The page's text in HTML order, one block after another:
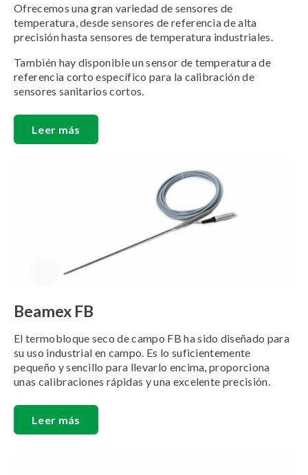
Ofrecemos una gran variedad de sensores de
temperatura, desde sensores de referencia de alta
precisión hasta sensores de temperatura industriales.
También hay disponible un sensor de temperatura de
referencia corto específico para la calibración de
sensores sanitarios cortos.
Leer más
Beamex FB
El termobloque seco de campo FB ha sido diseñado para
su uso industrial en campo. Es lo suficientemente
pequeño y sencillo para llevarlo encima, proporciona
unas calibraciones rápidas y una excelente precisión.
Leer más